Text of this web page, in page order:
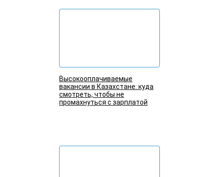
Высокооплачиваемые
вакансии в Казахстане: куда
смотреть, чтобы не
промахнуться с зарплатой